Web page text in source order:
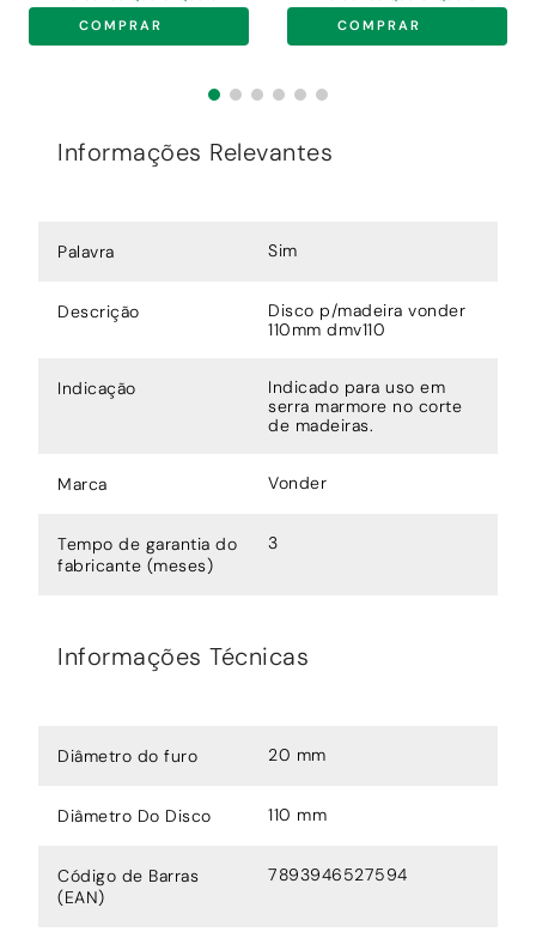
COMPRAR COMPRAR
Informações Relevantes
Palavra Sim
Descrição
Disco p/madeira vonder
110mm dmv110
Indicação
Indicado para uso em
serra marmore no corte
de madeiras.
Marca Vonder
Tempo de garantia do
fabricante (meses)
3
Informações Técnicas
Diâmetro do furo 20 mm
Diâmetro Do Disco 110 mm
Código de Barras
(EAN)
7893946527594